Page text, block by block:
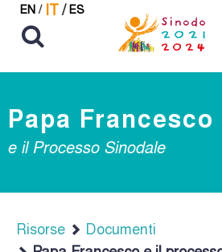
EN / IT/ ES
Papa Francesco
e il Processo Sinodale
Risorse
Documenti